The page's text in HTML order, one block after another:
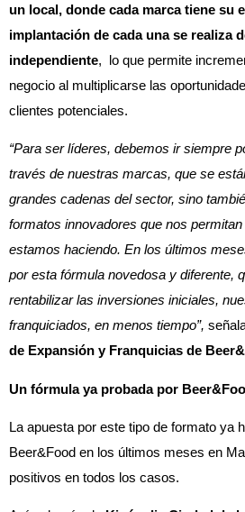
un local, donde cada marca tiene su
implantación de cada una se realiza
independiente, lo que permite
negocio al multiplicarse las
clientes potenciales.
“Para ser líderes, debemos ir siempre
través de nuestras marcas, que se
grandes cadenas del sector, sino
formatos innovadores que nos
estamos haciendo. En los últimos
por esta fórmula novedosa y diferente,
rentabilizar las inversiones iniciales,
franquiciados, en menos tiempo”,
de Expansión y Franquicias de
Un fórmula ya probada por
La apuesta por este tipo de formato ya
Beer&Food en los últimos meses en
positivos en todos los casos.